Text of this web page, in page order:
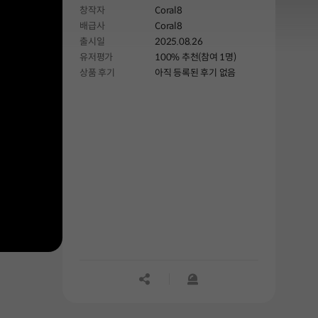
나아가세요!
창작자
Coral8
배급사
Coral8
출시일
2025.08.26
유저평가
100% 추천(참여 1명)
상품 후기
아직 등록된 후기 없음
공유하기신고하기